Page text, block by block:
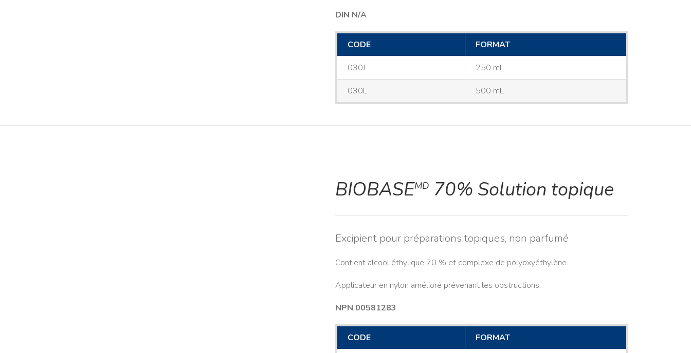
DIN N/A
CODE FORMAT
030J 250 mL
030L 500 mL
BIOBASEMD 70% Solution topique
Excipient pour préparations topiques, non parfumé
Contient alcool éthylique 70 % et complexe de polyoxyéthylène.
Applicateur en nylon amélioré prévenant les obstructions.
NPN 00581283
CODE FORMAT